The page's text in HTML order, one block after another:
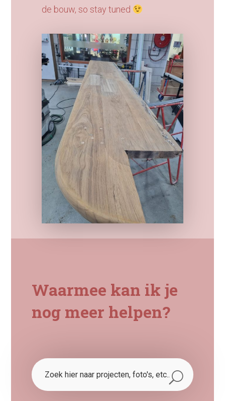
de bouw, so stay tuned
Waarmee kan ik je
nog meer helpen?